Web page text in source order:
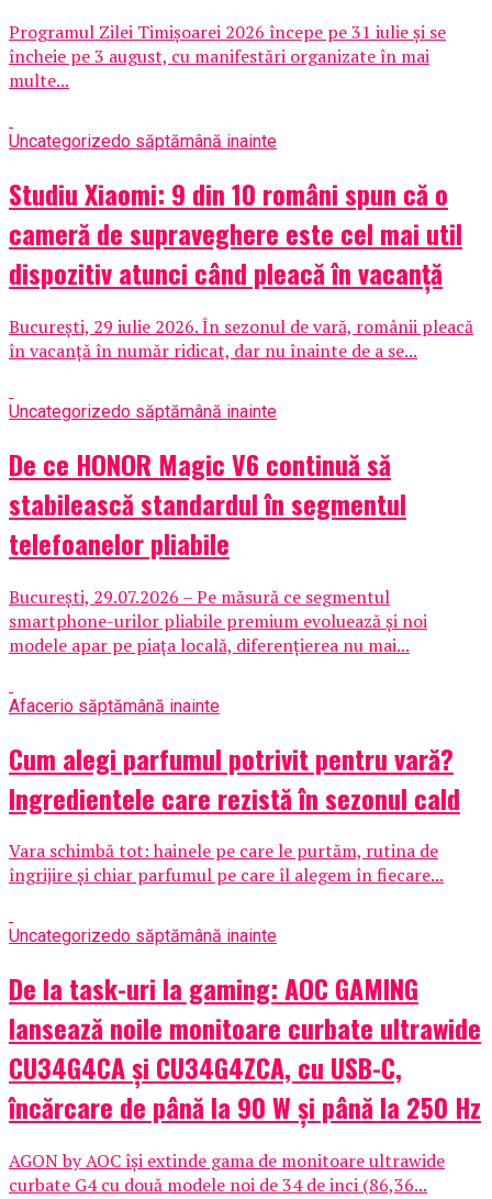
Programul Zilei Timișoarei 2026 începe pe 31 iulie și se
încheie pe 3 august, cu manifestări organizate în mai
multe...
Uncategorizedo săptămână inainte
Studiu Xiaomi: 9 din 10 români spun că o
cameră de supraveghere este cel mai util
dispozitiv atunci când pleacă în vacanță
București, 29 iulie 2026. În sezonul de vară, românii pleacă
în vacanță în număr ridicat, dar nu înainte de a se...
Uncategorizedo săptămână inainte
De ce HONOR Magic V6 continuă să
stabilească standardul în segmentul
telefoanelor pliabile
București, 29.07.2026 – Pe măsură ce segmentul
smartphone-urilor pliabile premium evoluează și noi
modele apar pe piața locală, diferențierea nu mai...
Afacerio săptămână inainte
Cum alegi parfumul potrivit pentru vară?
Ingredientele care rezistă în sezonul cald
Vara schimbă tot: hainele pe care le purtăm, rutina de
îngrijire și chiar parfumul pe care îl alegem în fiecare...
Uncategorizedo săptămână inainte
De la task-uri la gaming: AOC GAMING
lansează noile monitoare curbate ultrawide
CU34G4CA și CU34G4ZCA, cu USB-C,
încărcare de până la 90 W și până la 250 Hz
AGON by AOC își extinde gama de monitoare ultrawide
curbate G4 cu două modele noi de 34 de inci (86,36...